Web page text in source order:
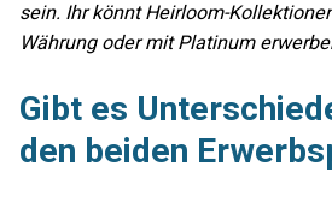
sein. Ihr könnt Heirloom-
Währung oder mit Platinum
Gibt es
den beiden